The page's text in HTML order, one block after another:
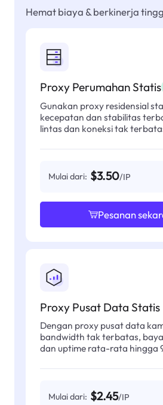
Hemat biaya & berkinerja
Proxy Perumahan Statis
Gunakan proxy residensial
kecepatan dan stabilitas
lintas dan koneksi tak
Mulai dari: $3.50/IP
Pesanan
Proxy Pusat Data Statis
Dengan proxy pusat data
bandwidth tak terbatas,
dan uptime rata-rata hingga
Mulai dari: $2.45/IP